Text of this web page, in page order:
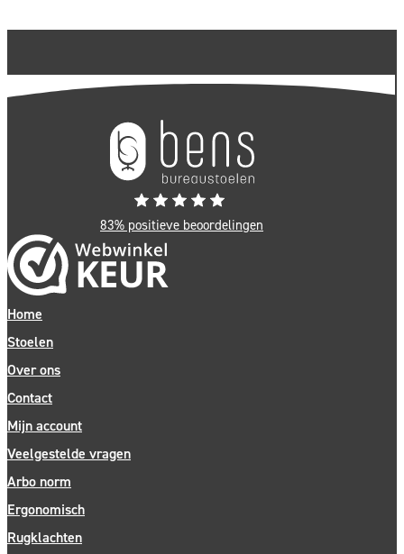
83% positieve beoordelingen
Home
Stoelen
Over ons
Contact
Mijn account
Veelgestelde vragen
Arbo norm
Ergonomisch
Rugklachten